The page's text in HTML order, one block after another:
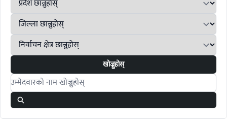
खोज्नुहोस्
Search candidates